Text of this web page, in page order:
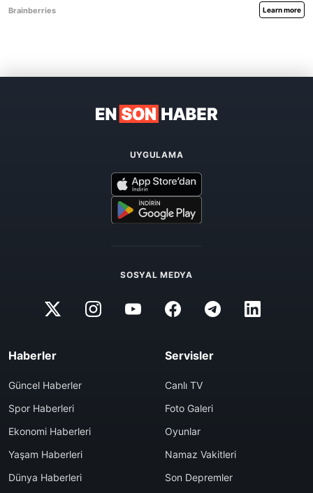
UYGULAMA
SOSYAL MEDYA
Haberler
Güncel Haberler
Spor Haberleri
Ekonomi Haberleri
Yaşam Haberleri
Dünya Haberleri
Servisler
Canlı TV
Foto Galeri
Oyunlar
Namaz Vakitleri
Son Depremler